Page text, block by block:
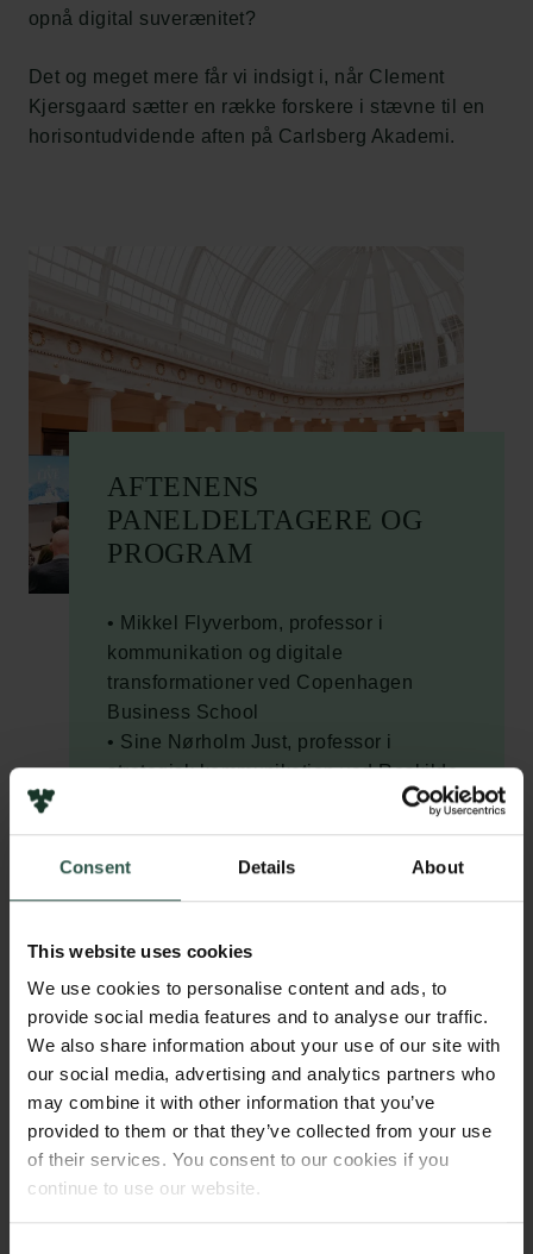
Consent Details About
This website uses cookies
We use cookies to personalise content and ads, to
provide social media features and to analyse our traffic.
We also share information about your use of our site with
our social media, advertising and analytics partners who
may combine it with other information that you’ve
provided to them or that they’ve collected from your use
of their services. You consent to our cookies if you
continue to use our website.
opnå digital suverænitet?
Det og meget mere får vi indsigt i, når Clement
Kjersgaard sætter en række forskere i stævne til en
horisontudvidende aften på Carlsberg Akademi.
AFTENENS
PANELDELTAGERE OG
PROGRAM
• Mikkel Flyverbom, professor i
kommunikation og digitale
transformationer ved Copenhagen
Business School
• Sine Nørholm Just, professor i
strategisk kommunikation ved Roskilde
• Rebecca Adler-Nissen, professor i
international politik ved Københavns
idehistorie og semiotik ved Aalborg
Universitet
Kl. 17.00: Dørene åbner
Kl. 17.30: Samtale (varighed ca. 1 time
15 min.)
Kl. 18.45: Servering af en gratis øl/vand
Kl. 19.15: Carlsberg Akademi lukker